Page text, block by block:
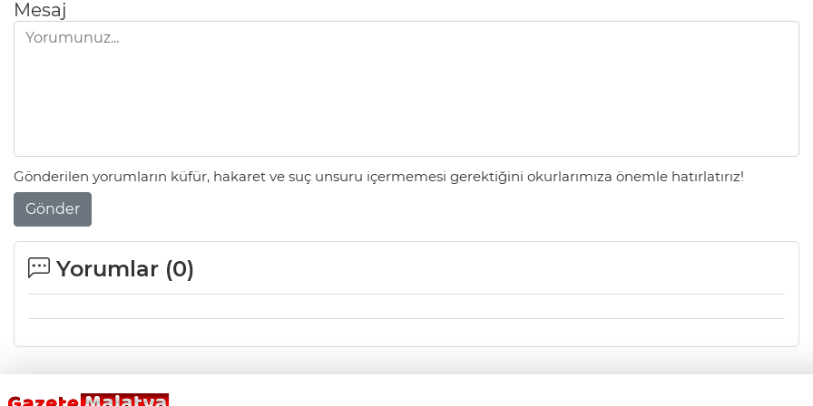
Mesaj
Gönderilen yorumların küfür, hakaret ve suç unsuru içermemesi gerektiğini okurlarımıza önemle hatırlatırız!
Gönder
Yorumlar (0)